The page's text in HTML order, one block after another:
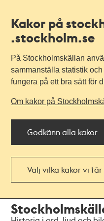
Kakor på
.stockholm.se
På Stockholmskällan
sammanställa statistik
fungera på ett bra sätt för
Om kakor på
Godkänn alla kakor
Välj vilka kakor vi
navigationen
huvudinnehållet